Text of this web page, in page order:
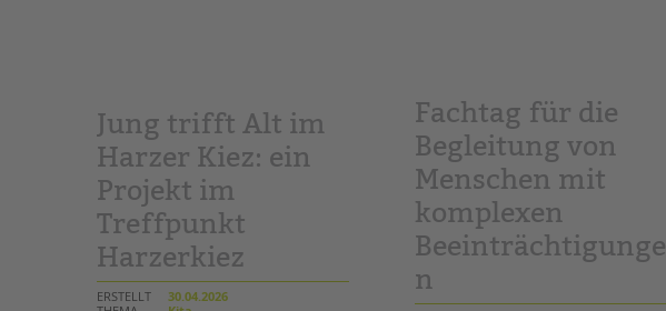
Fachtag für die
Begleitung von
Menschen mit
komplexen
Beeinträchtigunge
n
Jung trifft Alt im
Harzer Kiez: ein
Projekt im
Treffpunkt
Harzerkiez
ERSTELLT
30.04.2026